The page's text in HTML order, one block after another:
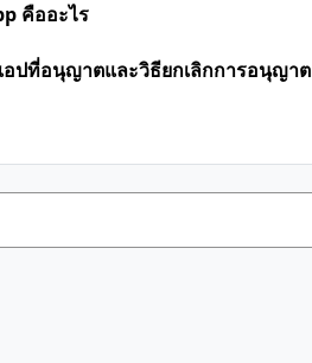
คืออะไร
อปที่อนุญาตและวิธียกเลิกการอนุญาต